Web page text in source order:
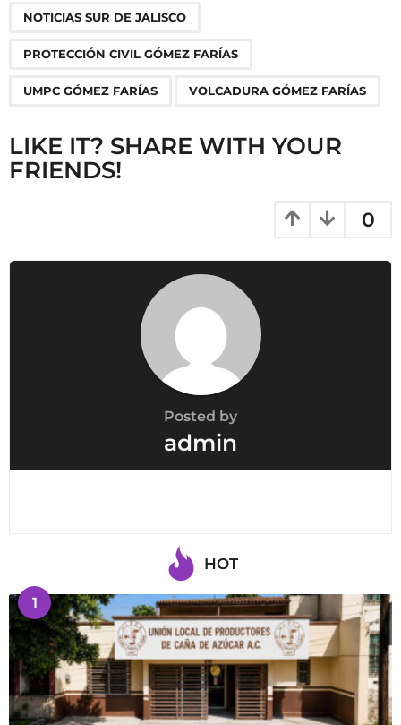
NOTICIAS SUR DE JALISCO
PROTECCIÓN CIVIL GÓMEZ FARÍAS
UMPC GÓMEZ FARÍAS VOLCADURA GÓMEZ FARÍAS
LIKE IT? SHARE WITH YOUR
FRIENDS!
0
Posted by
admin
HOT
1